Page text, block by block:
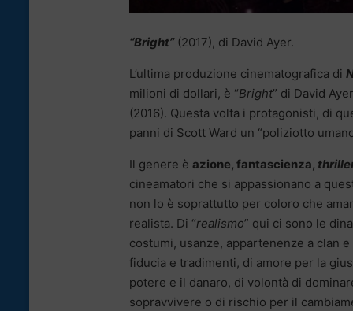
“Bright”(2017), di David Ayer.
L’ultima produzione cinematografica di
milioni di dollari, è “Bright” di David
(2016). Questa volta i protagonisti, di
panni di Scott Ward un “poliziotto
Il genere è azione, fantascienza,
cineamatori che si appassionano a
non lo è soprattutto per coloro che
realista. Di “realismo” qui ci sono le
costumi, usanze, appartenenze a clan
fiducia e tradimenti, di amore per la
potere e il danaro, di volontà di
sopravvivere o di rischio per il